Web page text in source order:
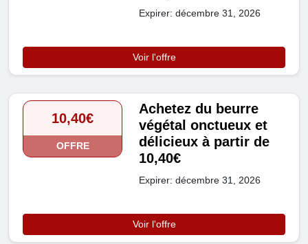
Expirer: décembre 31, 2026
Voir l'offre
10,40€
OFFRE
Achetez du beurre
végétal onctueux et
délicieux à partir de
10,40€
Expirer: décembre 31, 2026
Voir l'offre